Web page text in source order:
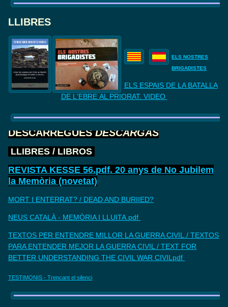
LLIBRES
ELS NOSTRES
BRIGADISTES
ELS ESPAIS DE LA BATALLA
DE L'EBRE AL PRIORAT. VIDEO
DESCARREGUESDESCARGAS
LLIBRES / LIBROS
REVISTA KESSE 56.pdf. 20 anys de No Jubilem
la Memòria (novetat)
MORT I ENTERRAT? / DEAD AND BURIIED?
NEUS CATALÀ - MEMÒRIA I LLUITA.pdf
TEXTOS PER ENTENDRE MILLOR LA GUERRA CIVIL./ TEXTOS
PARA ENTENDER MEJOR LA GUERRA CIVIL / TEXT FOR
BETTER UNDERSTANDING THE CIVIL WAR CIVILpdf
TESTIMONIS - Trencant el silenci